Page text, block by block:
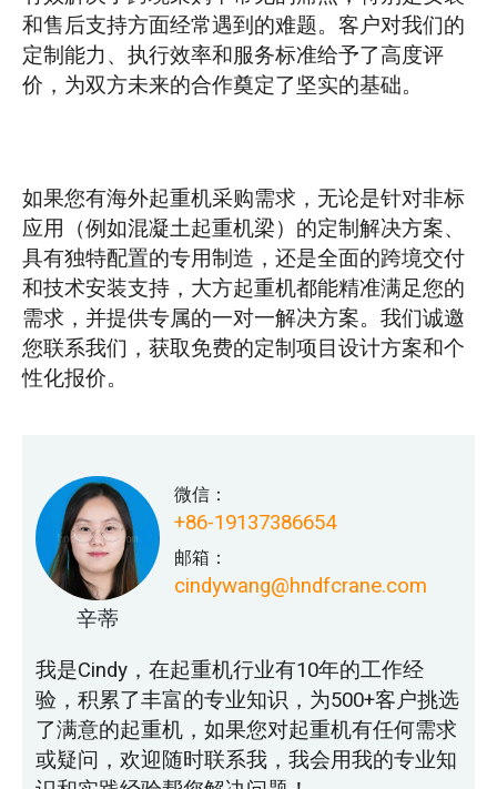
和售后支持方面经常遇到的难题。客户对我们的
定制能力、执行效率和服务标准给予了高度评
价，为双方未来的合作奠定了坚实的基础。
如果您有海外起重机采购需求，无论是针对非标
应用（例如混凝土起重机梁）的定制解决方案、
具有独特配置的专用制造，还是全面的跨境交付
和技术安装支持，大方起重机都能精准满足您的
需求，并提供专属的一对一解决方案。我们诚邀
您联系我们，获取免费的定制项目设计方案和个
性化报价。
辛蒂
微信：
+86-19137386654
邮箱：
cindywang@hndfcrane.com
我是Cindy，在起重机行业有10年的工作经
验，积累了丰富的专业知识，为500+客户挑选
了满意的起重机，如果您对起重机有任何需求
或疑问，欢迎随时联系我，我会用我的专业知